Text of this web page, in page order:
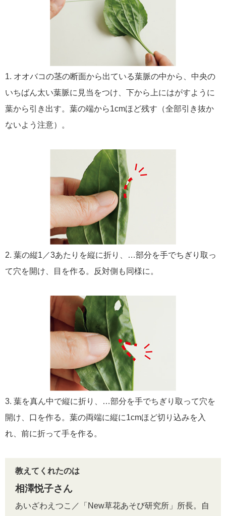
1. オオバコの茎の断面から出ている葉脈の中から、中央の
いちばん太い葉脈に見当をつけ、下から上にはがすように
葉から引き出す。葉の端から1cmほど残す（全部引き抜か
ないよう注意）。
2. 葉の縦1／3あたりを縦に折り、…部分を手でちぎり取っ
て穴を開け、目を作る。反対側も同様に。
3. 葉を真ん中で縦に折り、…部分を手でちぎり取って穴を
開け、口を作る。葉の両端に縦に1cmほど切り込みを入
れ、前に折って手を作る。
教えてくれたのは
相澤悦子さん
あいざわえつこ／「New草花あそび研究所」所長。自